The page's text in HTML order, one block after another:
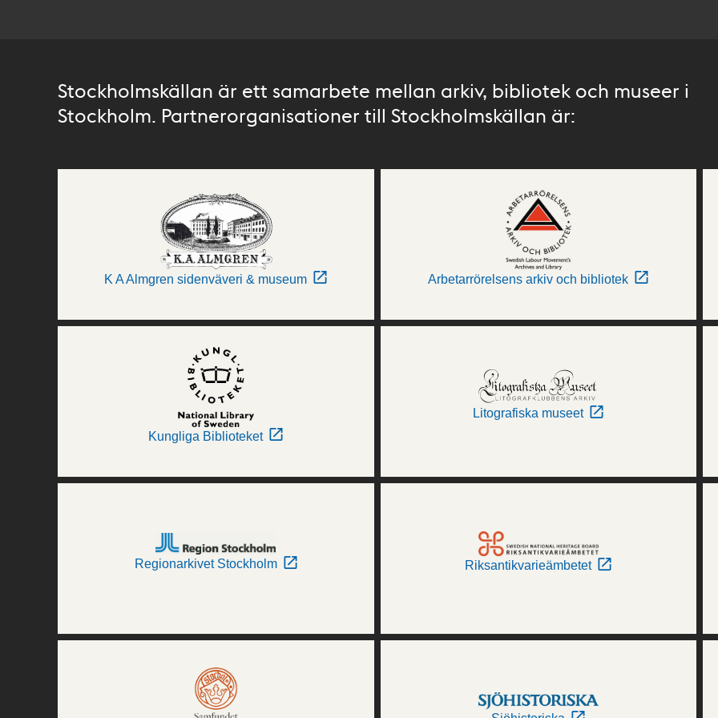
Stockholmskällan är ett samarbete mellan arkiv, bibliotek och museer i
Stockholm. Partnerorganisationer till Stockholmskällan är:
K A Almgren sidenväveri & museum Arbetarrörelsens arkiv och bibliotek
Kungliga Biblioteket
Litografiska museet
Regionarkivet Stockholm Riksantikvarieämbetet